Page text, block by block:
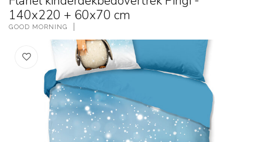
140x220 + 60x70 cm
GOOD MORNING